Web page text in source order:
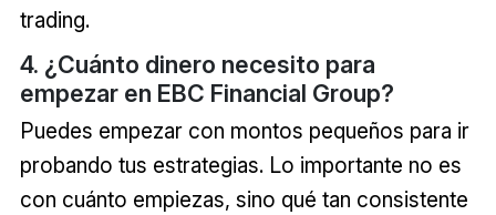
trading.
4. ¿Cuánto dinero necesito para
empezar en EBC Financial Group?
Puedes empezar con montos pequeños para ir
probando tus estrategias. Lo importante no es
con cuánto empiezas, sino qué tan consistente